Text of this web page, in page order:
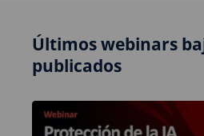
Últimos webinars
publicados